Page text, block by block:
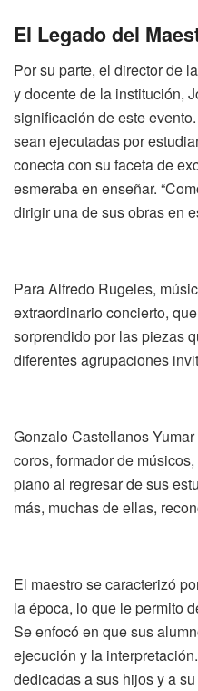
El Legado del
Por su parte, el director de
y docente de la institución,
significación de este
sean ejecutadas por
conecta con su faceta de
esmeraba en enseñar.
dirigir una de sus obras en
Para Alfredo Rugeles,
extraordinario concierto,
sorprendido por las piezas
diferentes agrupaciones
Gonzalo Castellanos
coros, formador de
piano al regresar de sus
más, muchas de ellas,
El maestro se caracterizó
la época, lo que le permito
Se enfocó en que sus
ejecución y la
dedicadas a sus hijos y a